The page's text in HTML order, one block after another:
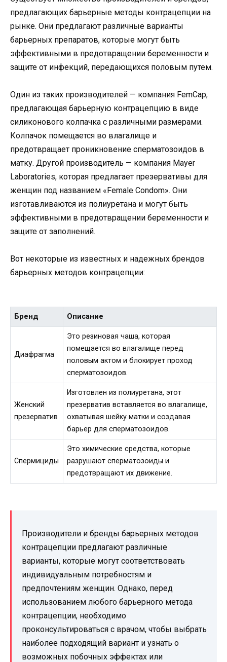
предлагающих барьерные методы контрацепции на
рынке. Они предлагают различные варианты
барьерных препаратов, которые могут быть
эффективными в предотвращении беременности и
защите от инфекций, передающихся половым путем.
Один из таких производителей — компания FemCap,
предлагающая барьерную контрацепцию в виде
силиконового колпачка с различными размерами.
Колпачок помещается во влагалище и
предотвращает проникновение сперматозоидов в
матку. Другой производитель — компания Mayer
Laboratories, которая предлагает презервативы для
женщин под названием «Female Condom». Они
изготавливаются из полиуретана и могут быть
эффективными в предотвращении беременности и
защите от заполнений.
Вот некоторые из известных и надежных брендов
барьерных методов контрацепции:
Бренд Описание
Диафрагма
Это резиновая чаша, которая
помещается во влагалище перед
половым актом и блокирует проход
сперматозоидов.
Женский
презерватив
Изготовлен из полиуретана, этот
презерватив вставляется во влагалище,
охватывая шейку матки и создавая
барьер для сперматозоидов.
Спермициды
Это химические средства, которые
разрушают сперматозоиды и
предотвращают их движение.
Производители и бренды барьерных методов
контрацепции предлагают различные
варианты, которые могут соответствовать
индивидуальным потребностям и
предпочтениям женщин. Однако, перед
использованием любого барьерного метода
контрацепции, необходимо
проконсультироваться с врачом, чтобы выбрать
наиболее подходящий вариант и узнать о
возможных побочных эффектах или